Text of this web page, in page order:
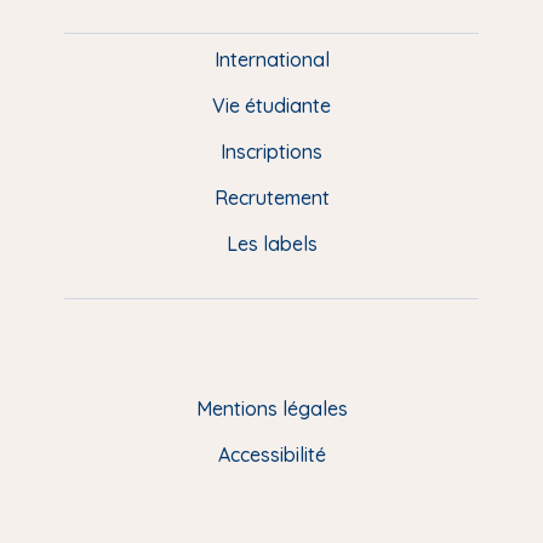
i
g
International
Vie étudiante
Inscriptions
Recrutement
Les labels
Mentions légales
Accessibilité